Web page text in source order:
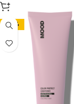
-24%